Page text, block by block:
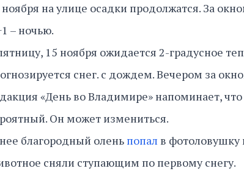
ноября на улице осадки продолжатся. За
– ночью.
15 ноября ожидается 2-градусное
снег. с дождем. Вечером за
«День во Владимире» напоминает,
Он может измениться.
благородный олень попал в фотоловушку
сняли ступающим по первому снегу.